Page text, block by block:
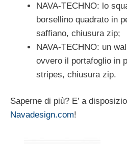
NAVA-TECHNO: lo
borsellino quadrato in
saffiano, chiusura zip;
NAVA-TECHNO: un
ovvero il portafoglio in
stripes, chiusura zip.
Saperne di più? E’ a
Navadesign.com!